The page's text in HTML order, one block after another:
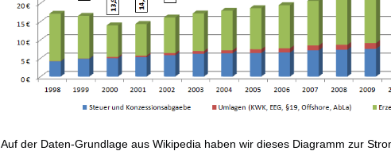
Auf der Daten-Grundlage aus Wikipedia haben wir dieses Diagramm zur